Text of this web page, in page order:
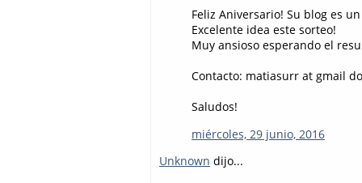
Feliz Aniversario! Su blog es
Excelente idea este sorteo!
Muy ansioso esperando el
Contacto: matiasurr at gmail
Saludos!
miércoles, 29 junio, 2016
Unknown dijo...